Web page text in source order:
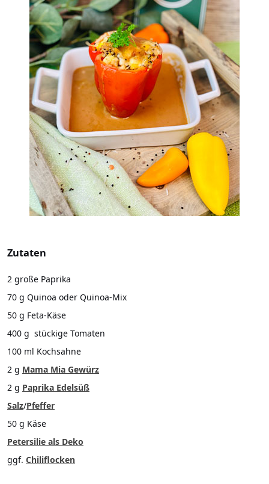
Zutaten
2 große Paprika
70 g Quinoa oder Quinoa-Mix
50 g Feta-Käse
400 g stückige Tomaten
100 ml Kochsahne
2 g Mama Mia Gewürz
2 g Paprika Edelsüß
Salz/Pfeffer
50 g Käse
Petersilie als Deko
ggf. Chiliflocken